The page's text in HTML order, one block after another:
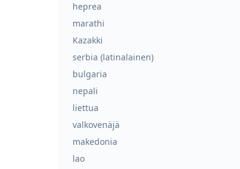
heprea
marathi
Kazakki
serbia (latinalainen)
bulgaria
nepali
liettua
valkovenäjä
makedonia
lao